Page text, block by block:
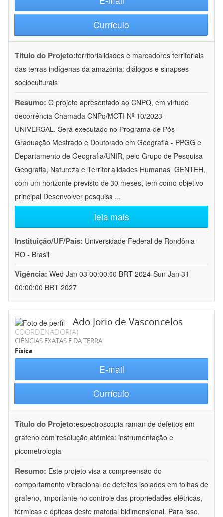
Currículo
Título do Projeto:territorialidades e marcadores territoriais
das terras indígenas da amazônia: diálogos e sinapses
socioculturais
Resumo: O projeto apresentado ao CNPQ, em virtude
decorrência Chamada CNPq/MCTI Nº 10/2023 -
UNIVERSAL. Será executado no Programa de Pós-
Graduação Mestrado e Doutorado em Geografia - PPGG e
Departamento de Geografia/UNIR, pelo Grupo de Pesquisa
Geografia, Natureza e Territorialidades Humanas  GENTEH,
com um horizonte previsto de 30 meses, tem como objetivo
principal Desenvolver pesquisa ...
leia mais
Instituição/UF/País: Universidade Federal de Rondônia -
RO - Brasil
Vigência: Wed Jan 03 00:00:00 BRT 2024-Sun Jan 31
00:00:00 BRT 2027
Ado Jorio de Vasconcelos
COORDENADOR(A)
CIÊNCIAS EXATAS E DA TERRA
Física
E-mail
Currículo
Título do Projeto:espectroscopia raman de defeitos em
grafeno com resolução atômica: instrumentação e
picometrologia
Resumo: Este projeto visa a compreensão do
comportamento vibracional de defeitos isolados em folhas de
grafeno, importante no controle das propriedades elétricas,
térmicas e ópticas deste material bidimensional. Para isso,